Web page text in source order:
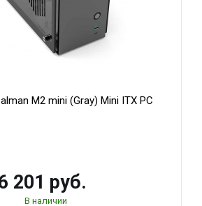
M2 mini (Gray) Mini ITX PC
201 руб.
В наличии